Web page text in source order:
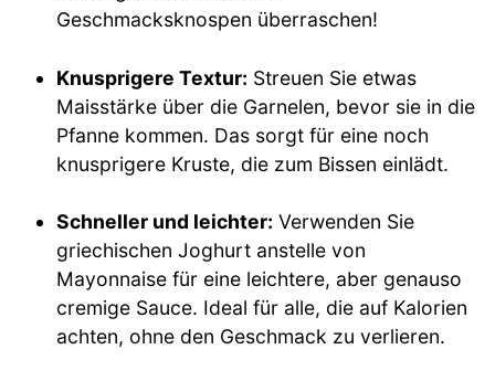
Geschmacksknospen überraschen!
Knusprigere Textur: Streuen Sie etwas
Maisstärke über die Garnelen, bevor sie in die
Pfanne kommen. Das sorgt für eine noch
knusprigere Kruste, die zum Bissen einlädt.
Schneller und leichter: Verwenden Sie
griechischen Joghurt anstelle von
Mayonnaise für eine leichtere, aber genauso
cremige Sauce. Ideal für alle, die auf Kalorien
achten, ohne den Geschmack zu verlieren.